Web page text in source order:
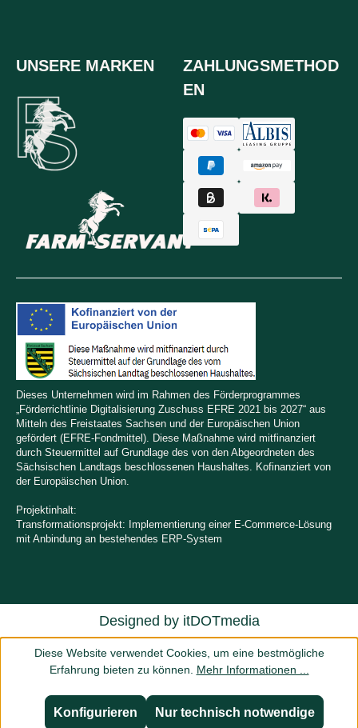
UNSERE MARKEN
ZAHLUNGSMETHOD
EN
Dieses Unternehmen wird im Rahmen des Förderprogrammes
„Förderrichtlinie Digitalisierung Zuschuss EFRE 2021 bis 2027“ aus
Mitteln des Freistaates Sachsen und der Europäischen Union
gefördert (EFRE-Fondmittel). Diese Maßnahme wird mitfinanziert
durch Steuermittel auf Grundlage des von den Abgeordneten des
Sächsischen Landtags beschlossenen Haushaltes. Kofinanziert von
der Europäischen Union.
Projektinhalt:
Transformationsprojekt: Implementierung einer E-Commerce-Lösung
mit Anbindung an bestehendes ERP-System
Designed by itDOTmedia
Diese Website verwendet Cookies, um eine bestmögliche
Erfahrung bieten zu können. Mehr Informationen ...
Nur technisch notwendige
Konfigurieren